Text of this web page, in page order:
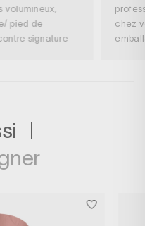
volumineux,
pied de
signature
chez